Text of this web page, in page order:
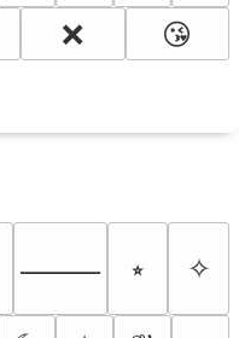
❌ 😘
⸻ ⭒ ✧